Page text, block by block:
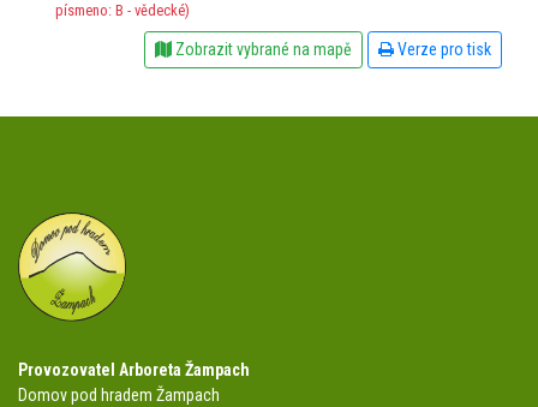
písmeno: B - vědecké)
Zobrazit vybrané na mapě Verze pro tisk
Provozovatel Arboreta Žampach
Domov pod hradem Žampach